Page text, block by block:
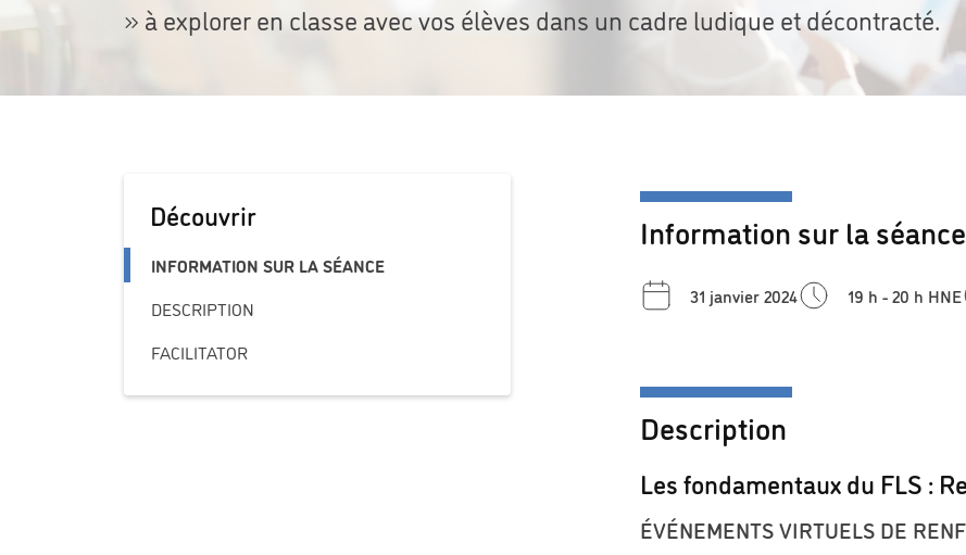
» à explorer en classe avec vos élèves dans un cadre ludique et décontracté.
Découvrir
INFORMATION SUR LA SÉANCE
DESCRIPTION
FACILITATOR
Information sur la séance
31 janvier 2024 19 h - 20 h HNE
Description
Les fondamentaux du FLS :
ÉVÉNEMENTS VIRTUELS DE